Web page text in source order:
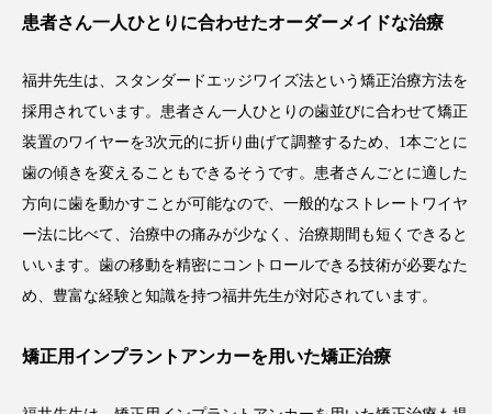
患者さん一人ひとりに合わせたオーダーメイドな治療
福井先生は、スタンダードエッジワイズ法という矯正治療方法を
採用されています。患者さん一人ひとりの歯並びに合わせて矯正
装置のワイヤーを3次元的に折り曲げて調整するため、1本ごとに
歯の傾きを変えることもできるそうです。患者さんごとに適した
方向に歯を動かすことが可能なので、一般的なストレートワイヤ
ー法に比べて、治療中の痛みが少なく、治療期間も短くできると
いいます。歯の移動を精密にコントロールできる技術が必要なた
め、豊富な経験と知識を持つ福井先生が対応されています。
矯正用インプラントアンカーを用いた矯正治療